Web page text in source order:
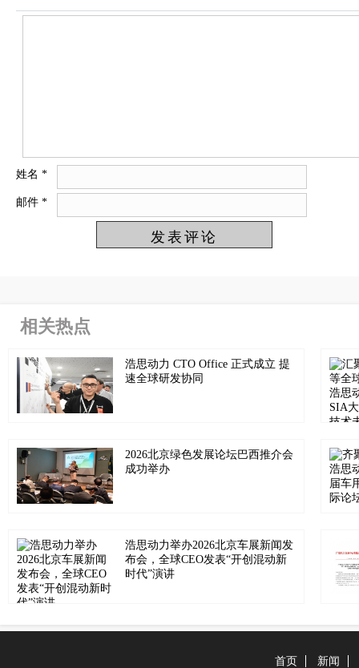
姓名 *
邮件 *
相关热点
浩思动力 CTO Office 正式成立 提
速全球研发协同
2026北京绿色发展论坛巴西推介会
成功举办
浩思动力举办2026北京车展新闻发
布会，全球CEO发表“开创混动新
时代”演讲
首页 新闻